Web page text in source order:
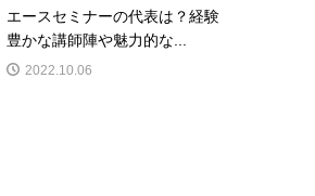
エースセミナーの代表は？経験
豊かな講師陣や魅力的な...
2022.10.06